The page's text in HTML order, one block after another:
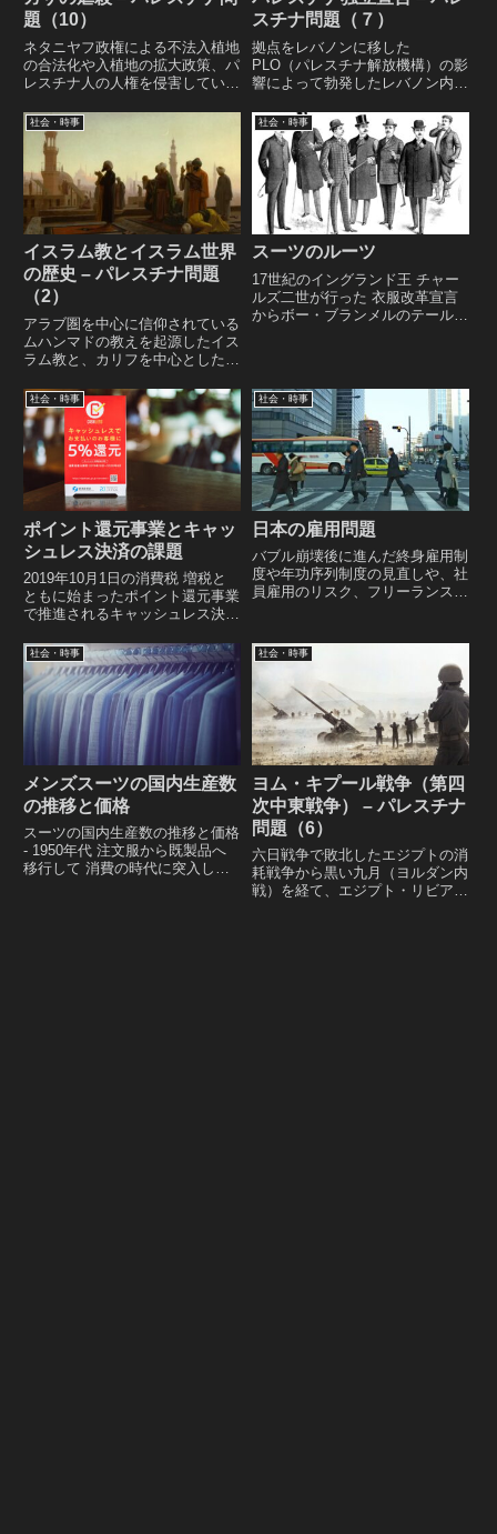
題（10）
ネタニヤフ政権による不法入植地
の合法化や入植地の拡大政策、パ
レスチナ人の人権を侵害している
10月7日にハマスはイスラエルに
侵攻し、民間人766人を含む1139
人を殺害、約240人を人質に取
り、 イスラエルは報復としてガ
ザ地区の空爆を開始する。
スチナ問題（７）
拠点をレバノンに移した
PLO（パレスチナ解放機構）の影
響によって勃発したレバノン内戦
経て PLOによるパレスチナ独立
宣言、冷戦終結と中東情勢の変化
がもたらしたオスロ合意と和平プ
ロセスの破綻までのレポート。
社会・時事
イスラム教とイスラム世界
の歴史 – パレスチナ問題
（2）
アラブ圏を中心に信仰されている
ムハンマドの教えを起源したイス
ラム教と、カリフを中心としたイ
オスマン帝国までの変遷など、ア
ラブ・パレスチナを理解するため
に必要なイスラム教に関するレポ
ート。
社会・時事
スーツのルーツ
17世紀のイングランド王 チャー
ルズ二世が行った 衣服改革宣言
からボー・ブランメルのテールコ
るレポート。
社会・時事
ポイント還元事業とキャッ
シュレス決済の課題
2019年10月1日の消費税 増税と
ともに始まったポイント還元事業
で推進されるキャッシュレス決済
決済の多様化、取扱店が手数料と
して負担しているポイント原資の
問題など、ポイント還元事業とキ
ャッシュレス決済の課題 につい
てのレポート。
社会・時事
日本の雇用問題
バブル崩壊後に進んだ終身雇用制
度や年功序列制度の見直しや、社
員雇用のリスク、フリーランスと
キングプアに代表される社会格差
や出生率の低下などについてのレ
ポート。
社会・時事
メンズスーツの国内生産数
の推移と価格
スーツの国内生産数の推移と価格
- 1950年代 注文服から既製品へ
移行して 消費の時代に突入した
社会・時事
ヨム・キプール戦争（第四
次中東戦争） – パレスチナ
問題（6）
六日戦争で敗北したエジプトの消
耗戦争から黒い九月（ヨルダン内
戦）を経て、エジプト・リビア連